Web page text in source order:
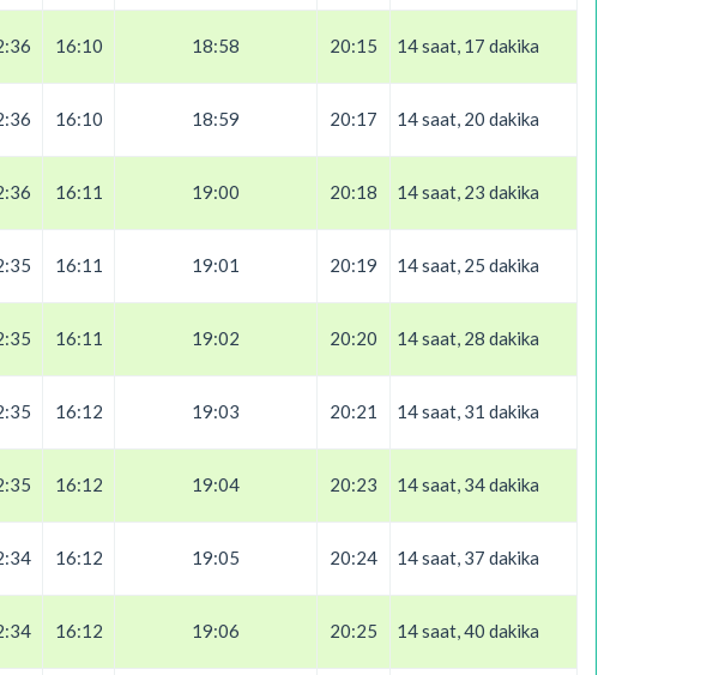
16:10 18:58 20:15 14 saat, 17 dakika
16:10 18:59 20:17 14 saat, 20 dakika
16:11 19:00 20:18 14 saat, 23 dakika
16:11 19:01 20:19 14 saat, 25 dakika
16:11 19:02 20:20 14 saat, 28 dakika
16:12 19:03 20:21 14 saat, 31 dakika
16:12 19:04 20:23 14 saat, 34 dakika
16:12 19:05 20:24 14 saat, 37 dakika
16:12 19:06 20:25 14 saat, 40 dakika